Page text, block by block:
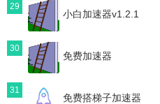
29
小白加速器v1.2.1
30
免费加速器
31
免费搭梯子加速器